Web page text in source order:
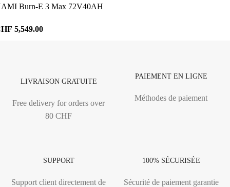
Burn-E 3 Max 72V40AH
5,549.00
LIVRAISON GRATUITE
Free delivery for orders over
80 CHF
PAIEMENT EN LIGNE
Méthodes de paiement
SUPPORT
Support client directement de
100% SÉCURISÉE
Sécurité de paiement garantie